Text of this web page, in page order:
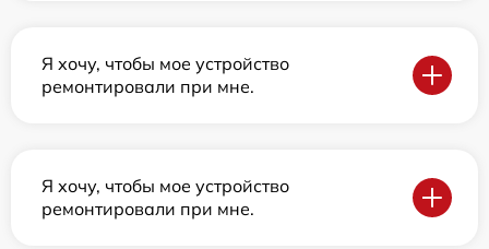
Я хочу, чтобы мое устройство
ремонтировали при мне.
Я хочу, чтобы мое устройство
ремонтировали при мне.